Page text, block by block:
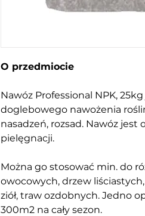
O przedmiocie
Nawóz Professional NPK,
doglebowego nawożenia
nasadzeń, rozsad. Nawóz
pielęgnacji.
Można go stosować min. do
owocowych, drzew
ziół, traw ozdobnych. Jedno
300m2 na cały sezon.